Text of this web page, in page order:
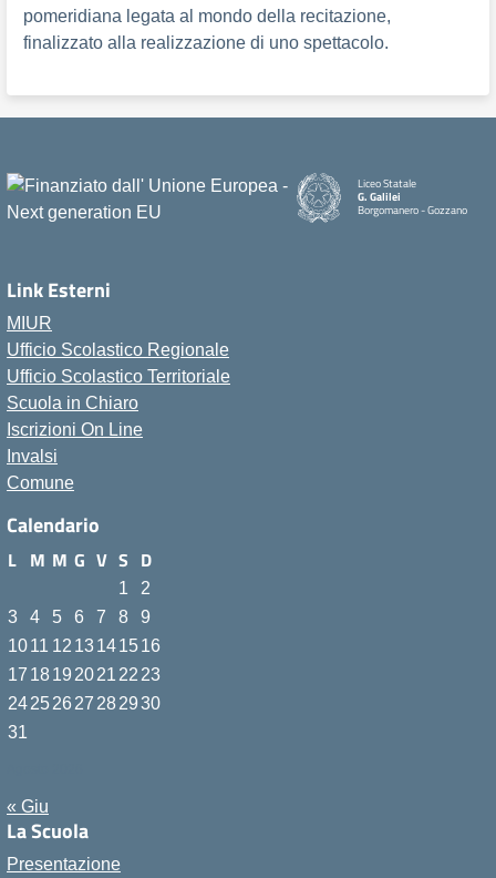
pomeridiana legata al mondo della recitazione,
finalizzato alla realizzazione di uno spettacolo.
Liceo Statale
G. Galilei
Borgomanero - Gozzano
Link Esterni
MIUR
Ufficio Scolastico Regionale
Ufficio Scolastico Territoriale
Scuola in Chiaro
Iscrizioni On Line
Invalsi
Comune
Calendario
L M M G V S D
1
2
3
4 5 6 7 8
9
1011 12 13141516
17 1819 2021 22 23
24252627 282930
31
« Giu
La Scuola
Presentazione